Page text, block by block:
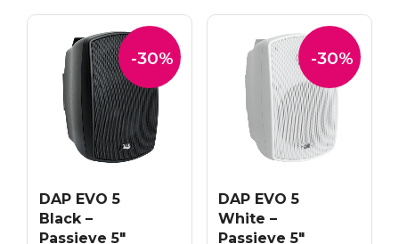
-30%
DAP EVO 5
Black –
Passieve 5″
-30%
DAP EVO 5
White –
Passieve 5″